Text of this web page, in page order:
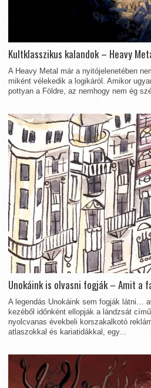
Kultklasszikus kalandok – Heavy
A Heavy Metal már a nyitójelenetében
miként vélekedik a logikáról. Amikor
pottyan a Földre, az nemhogy nem ég
Unokáink is olvasni fogják – Amit a
A legendás Unokáink sem fogják látni…
kezéből időnként ellopják a lándzsát
nyolcvanas évekbeli korszakalkotó
atlaszokkal és kariatidákkal, egy...